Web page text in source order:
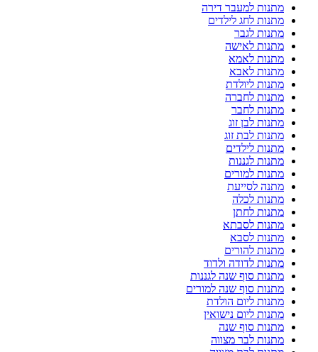
מתנות למעבר דירה
מתנות לחג לילדים
מתנות לגבר
מתנות לאישה
מתנות לאמא
מתנות לאבא
מתנות ליולדת
מתנות לחברה
מתנות לחבר
מתנות לבן זוג
מתנות לבת זוג
מתנות לילדים
מתנות לגננות
מתנות למורים
מתנה לסייעת
מתנות לכלה
מתנות לחתן
מתנות לסבתא
מתנות לסבא
מתנות להורים
מתנות לדודה ולדוד
מתנות סוף שנה לגננות
מתנות סוף שנה למורים
מתנות ליום הולדת
מתנות ליום נישואין
מתנות סוף שנה
מתנות לבר מצווה